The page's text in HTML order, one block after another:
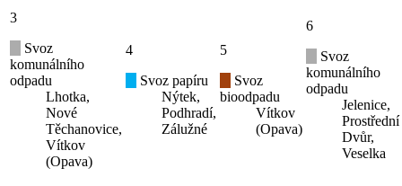
3
Svoz
komunálního
odpadu
Lhotka,
Nové
Těchanovice,
Vítkov
(Opava)
4
Svoz papíru
Nýtek,
Podhradí,
Zálužné
5
Svoz
bioodpadu
Vítkov
(Opava)
6
Svoz
komunálního
odpadu
Jelenice,
Prostřední
Dvůr,
Veselka